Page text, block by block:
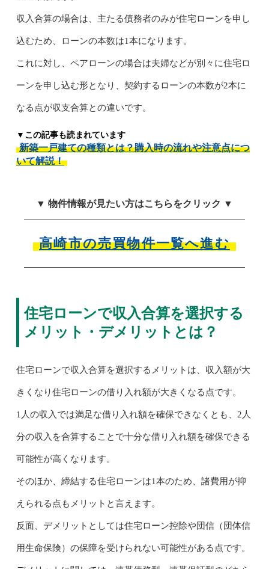
収入合算の場合は、主たる債務者のみが住宅ローンを申し
込むため、ローンの本数は1本になります。
これに対し、ペアローンの場合は夫婦などが別々に住宅ロ
ーンを申し込む形となり、契約するローンの本数が2本に
なる点が収支合算との違いです。
▼この記事も読まれています
新築一戸建ての種類とは？購入時の流れや注意点につ
いて解説！
▼ 物件情報が見たい方はこちらをクリック ▼
高崎市の売買物件一覧へ進む
住宅ローンで収入合算を選択する
メリット・デメリットとは？
住宅ローンで収入合算を選択するメリットは、収入額が大
きくなり住宅ローンの借り入れ額が大きくなる点です。
1人の収入では満足な借り入れ額を確保できなくとも、2人
分の収入を合算することで十分な借り入れ額を確保できる
可能性が高くなります。
そのほか、締結する住宅ローンは1本のため、諸費用が抑
えられる点もメリットと言えます。
反面、デメリットとしては住宅ローン控除や団信（団体信
用生命保険）の保障を受けられない可能性がある点です。